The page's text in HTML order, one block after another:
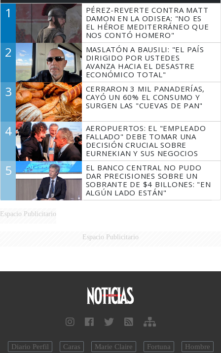
1
PÉREZ-REVERTE CONTRA MATT
DAMON EN LA ODISEA: "NO ES
EL HÉROE MEDITERRÁNEO QUE
NOS CONTÓ HOMERO"
2
MASLATÓN A BAUSILI: "EL PAÍS
DIRIGIDO POR USTEDES
AVANZA HACIA EL DESASTRE
ECONÓMICO TOTAL"
3
CERRARON 3 MIL PANADERÍAS,
CAYÓ UN 60% EL CONSUMO Y
SURGEN LAS "CUEVAS DE PAN"
4
AEROPUERTOS: EL "EMPLEADO
FALLADO" DEBE TOMAR UNA
DECISIÓN CRUCIAL SOBRE
EURNEKIAN Y SUS NEGOCIOS
5
EL BANCO CENTRAL NO PUDO
DAR PRECISIONES SOBRE UN
SOBRANTE DE $4 BILLONES: "EN
ALGÚN LADO ESTÁN"
Espacio Publicitario
Espacio Publicitario
Diario Perfil Caras Marie Claire Fortuna Hombre